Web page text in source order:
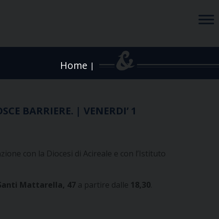
Home |
BARRIERE. | VENERDI’ 1
con la Diocesi di Acireale e con l’Istituto
Mattarella, 47 a partire dalle 18,30.